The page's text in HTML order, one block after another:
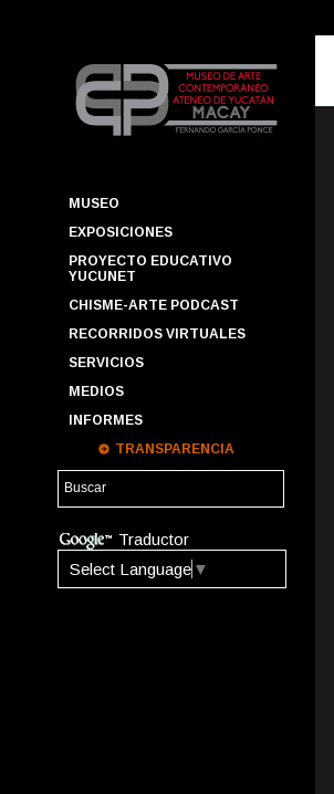
MUSEO
EXPOSICIONES
PROYECTO EDUCATIVO
YUCUNET
CHISME-ARTE PODCAST
RECORRIDOS VIRTUALES
SERVICIOS
MEDIOS
INFORMES
TRANSPARENCIA
Traductor
Select Language ▼